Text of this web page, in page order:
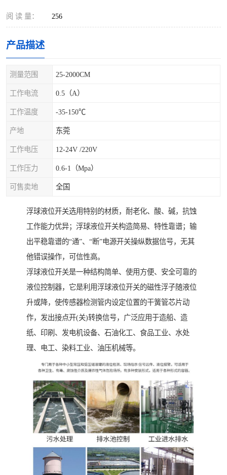
阅 读 量： 256
产品描述
测量范围 25-2000CM
工作电流 0.5（A）
工作温度 -35-150℃
产地 东莞
工作电压 12-24V /220V
工作压力 0.6-1（Mpa）
可售卖地 全国
浮球液位开关选用特别的材质，耐老化、酸、碱，抗蚀
工作能力优异；浮球液位开关构造简易、特性靠谱；输
出平稳靠谱的“通”、“断”电源开关操纵数据信号，无其
他错误操作，可信性高。
浮球液位开关是一种结构简单、使用方便、安全可靠的
液位控制器，它是利用浮球液位开关的磁性浮子随液位
升或降，使传感器检测管内设定位置的干簧管芯片动
作，发出接点开(关)转换信号，广泛应用于造船、造
纸、印刷、发电机设备、石油化工、食品工业、水处
理、电工、染料工业、油压机械等。